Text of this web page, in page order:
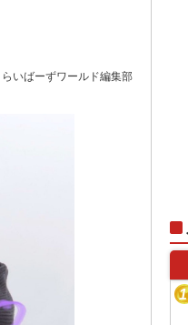
らいばーずワールド編集部
1